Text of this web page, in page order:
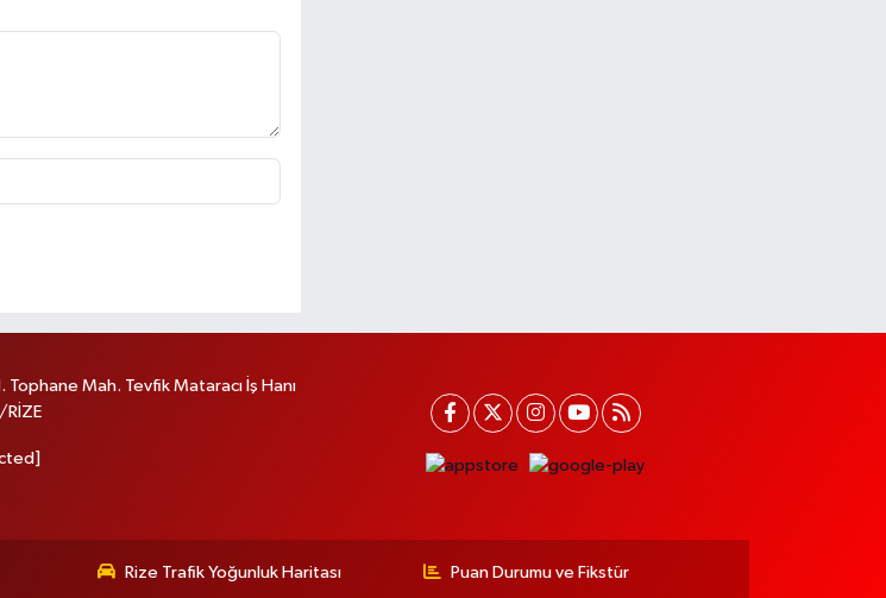
Mah. Tevfik Mataracı İş Hanı
Rize Trafik Yoğunluk Haritası Puan Durumu ve Fikstür